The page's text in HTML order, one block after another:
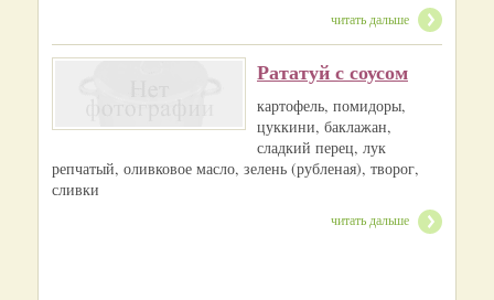
читать дальше
Рататуй с соусом
картофель, помидоры,
цуккини, баклажан,
сладкий перец, лук
репчатый, оливковое масло, зелень (рубленая), творог,
сливки
читать дальше